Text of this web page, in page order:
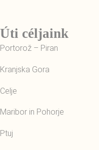
Úti céljaink
Portorož – Piran
Kranjska Gora
Celje
Maribor in Pohorje
Ptuj